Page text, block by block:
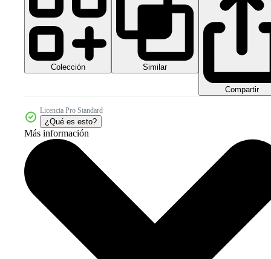
Colección Similar
Compartir
Licencia Pro Standard
¿Qué es esto?
Más información